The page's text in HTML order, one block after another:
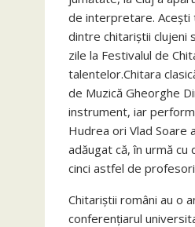
de interpretare. Acești
dintre chitariștii clujeni
zile la Festivalul de
talentelor.Chitara
de Muzică Gheorghe
instrument, iar
Hudrea ori Vlad Soare
adăugat că, în urmă cu
cinci astfel de
Chitariștii români au o
conferențiarul